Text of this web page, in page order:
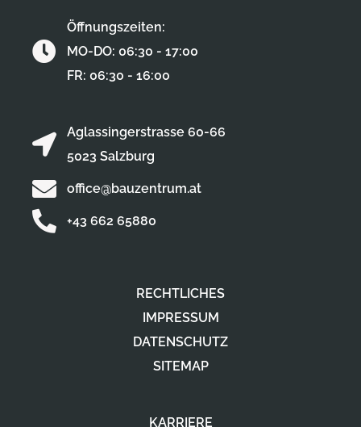
RECHTLICHES
IMPRESSUM
DATENSCHUTZ
SITEMAP
KARRIERE
Aglassingerstrasse 60-66
5023 Salzburg
office@bauzentrum.at
+43 662 65880
Öffnungszeiten:
MO-DO: 06:30 - 17:00
FR: 06:30 - 16:00